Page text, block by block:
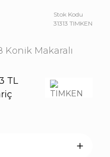
Stok Kodu
31313 TIMKEN
Konik Makaralı
TL